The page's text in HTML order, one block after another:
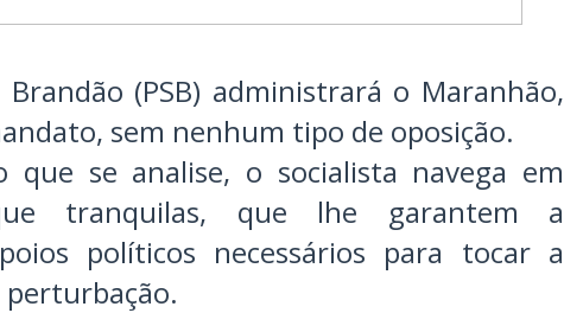
(PSB) administrará o Maranhão,
sem nenhum tipo de oposição.
que se analise, o socialista navega em
tranquilas, que lhe garantem a
políticos necessários para tocar a